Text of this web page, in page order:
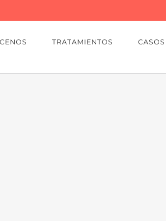
TRATAMIENTOS CASOS